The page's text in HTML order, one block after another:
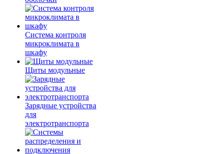
Система контроля
микроклимата в
шкафу
Щиты модульные
Зарядные устройства
для
электротранспорта